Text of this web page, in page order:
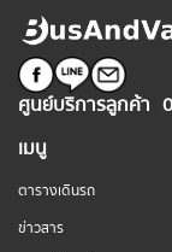
ศูนย์บริการลูกค้า
เมนู
ตารางเดินรถ
ข่าวสาร